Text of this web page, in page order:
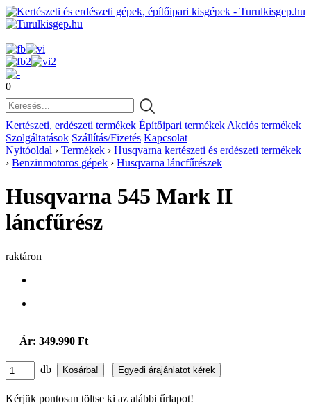
0
Kertészeti, erdészeti termékek Építőipari termékek Akciós termékek
Szolgáltatások Szállítás/Fizetés Kapcsolat
Nyitóoldal › Termékek › Husqvarna kertészeti és erdészeti termékek
› Benzinmotoros gépek › Husqvarna láncfűrészek
Husqvarna 545 Mark II
láncfűrész
raktáron
Ár: 349.990 Ft
db
Kérjük pontosan töltse ki az alábbi űrlapot!